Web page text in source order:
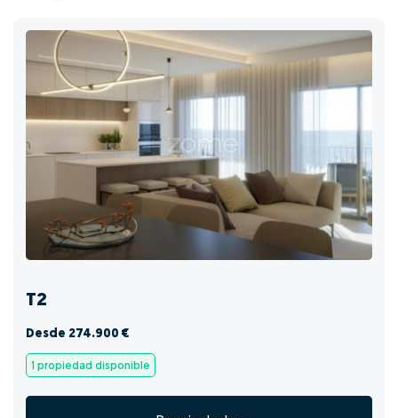
T2
Desde 274.900 €
1 propiedad disponible